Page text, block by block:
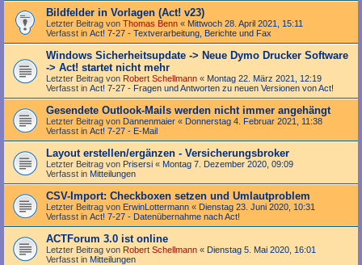
Bildfelder in Vorlagen (Act! v23)
Letzter Beitrag von Thomas Benn « Mittwoch 28. April 2021, 15:11
Verfasst in Act! 7-27 - Text­­ver­arbei­tung, Berichte und Fax
Windows Sicherheitsupdate -> Neue Dymo Drucker Software
-> Act! startet nicht mehr
Letzter Beitrag von Robert Schellmann « Montag 22. März 2021, 12:19
Verfasst in Act! 7-27 - Fragen und Antworten zu neuen Versionen von Act!
Gesendete Outlook-Mails werden nicht immer angehängt
Letzter Beitrag von Dannenmaier « Donnerstag 4. Februar 2021, 11:38
Verfasst in Act! 7-27 - E-Mail
Layout erstellen/ergänzen - Versicherungsbroker
Letzter Beitrag von Prisersi « Montag 7. Dezember 2020, 09:09
Verfasst in Mitteilungen
CSV-Import: Checkboxen setzen und Umlautproblem
Letzter Beitrag von ErwinLottermann « Dienstag 23. Juni 2020, 10:31
Verfasst in Act! 7-27 - Datenübernahme nach Act!
ACTForum 3.0 ist online
Letzter Beitrag von Robert Schellmann « Dienstag 5. Mai 2020, 16:01
Verfasst in Mitteilungen